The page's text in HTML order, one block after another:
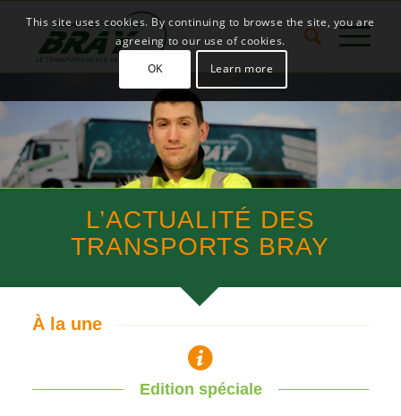
JUSTE À TEMPS
L’ACTUALITÉ DES
TRANSPORTS BRAY
À la une
Edition spéciale
This site uses cookies. By continuing to browse the site, you are
agreeing to our use of cookies.
OK
Learn more